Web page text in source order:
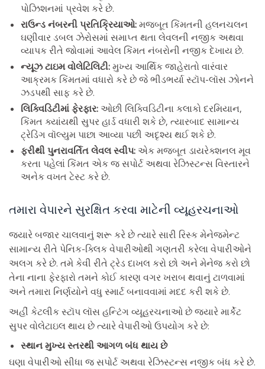
પોઝિશનમાં પ્રવેશ કરે છે.
રાઉન્ડ નંબરની પ્રતિક્રિયાઓ: મજબૂત કિંમતની હલનચલન
ઘણીવાર ડબલ ઝેરોસમાં સમાપ્ત થતા લેવલની નજીક અથવા
વ્યાપક રીતે જોવામાં આવેલ કિંમત નંબરોની નજીક દેખાય છે.
ન્યૂઝ ટાઇમ વોલેટિલિટી: મુખ્ય આર્થિક જાહેરાતો વારંવાર
આક્રમક કિંમતમાં વધારો કરે છે જે ભીડભર્યા સ્ટૉપ-લૉસ ઝોનને
ઝડપથી સાફ કરે છે.
લિક્વિડિટીમાં ફેરફાર: ઓછી લિક્વિડિટીના કલાકો દરમિયાન,
કિંમત ક્યાંયથી સુપર હાર્ડ વધારી શકે છે, ત્યારબાદ સામાન્ય
ટ્રેડિંગ વૉલ્યુમ પાછા આવ્યા પછી અદૃશ્ય થઈ શકે છે.
ફરીથી પુનરાવર્તિત લેવલ સ્વીપ: એક મજબૂત ડાયરેક્શનલ મૂવ
કરતા પહેલાં કિંમત એક જ સપોર્ટ અથવા રેઝિસ્ટન્સ વિસ્તારને
અનેક વખત ટેસ્ટ કરે છે.
તમારા વેપારને સુરક્ષિત કરવા માટેની વ્યૂહરચનાઓ
જ્યારે બજાર ચાલવાનું શરૂ કરે છે ત્યારે સારી રિસ્ક મેનેજમેન્ટ
સામાન્ય રીતે પેનિક-ક્લિક વેપારીઓથી ગણતરી કરેલા વેપારીઓને
અલગ કરે છે. તમે કેવી રીતે ટ્રેડ દાખલ કરો છો અને મેનેજ કરો છો
તેના નાના ફેરફારો તમને કોઈ કારણ વગર ખરાબ થવાનું ટાળવામાં
અને તમારા નિર્ણયોને વધુ સ્માર્ટ બનાવવામાં મદદ કરી શકે છે.
અહીં કેટલીક સ્ટૉપ લૉસ હન્ટિંગ વ્યૂહરચનાઓ છે જ્યારે માર્કેટ
સુપર વોલેટાઇલ થાય છે ત્યારે વેપારીઓ ઉપયોગ કરે છે:
સ્થાન મુખ્ય સ્તરથી આગળ બંધ થાય છે
ઘણા વેપારીઓ સીધા જ સપોર્ટ અથવા રેઝિસ્ટન્સ નજીક બંધ કરે છે.